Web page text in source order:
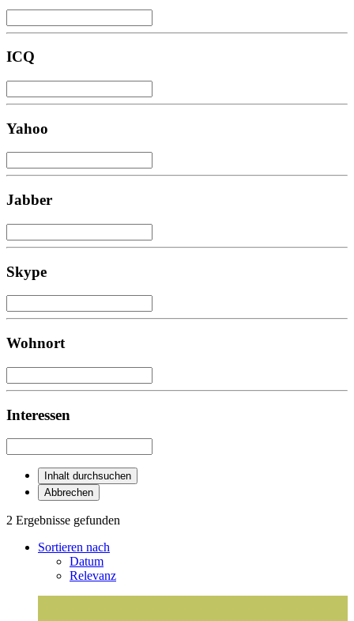
ICQ
Yahoo
Jabber
Skype
Wohnort
Interessen
Inhalt durchsuchen
Abbrechen
2 Ergebnisse gefunden
Sortieren nach
Datum
Relevanz